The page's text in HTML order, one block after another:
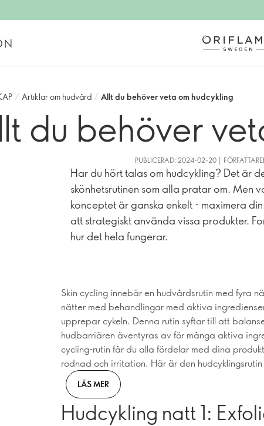
/ Artiklar om hudvård / Allt du behöver veta om hudcykling
du behöver
PUBLICERAD: 2024-02-20 |
Har du hört talas om hudcykling? Det är
skönhetsrutinen som alla pratar om. Men
konceptet är ganska enkelt - maximera
att strategiskt använda vissa produkter.
hur det hela fungerar.
Skin cycling innebär en hudvårdsrutin med fyra
nätter med behandlingar med aktiva
upprepar cykeln. Denna rutin syftar till att
hudbarriären äventyras av för många aktiva
cycling-rutin får du alla fördelar med dina
rodnad och irritation. Här är den
LÄS MER
Hudcykling natt 1: